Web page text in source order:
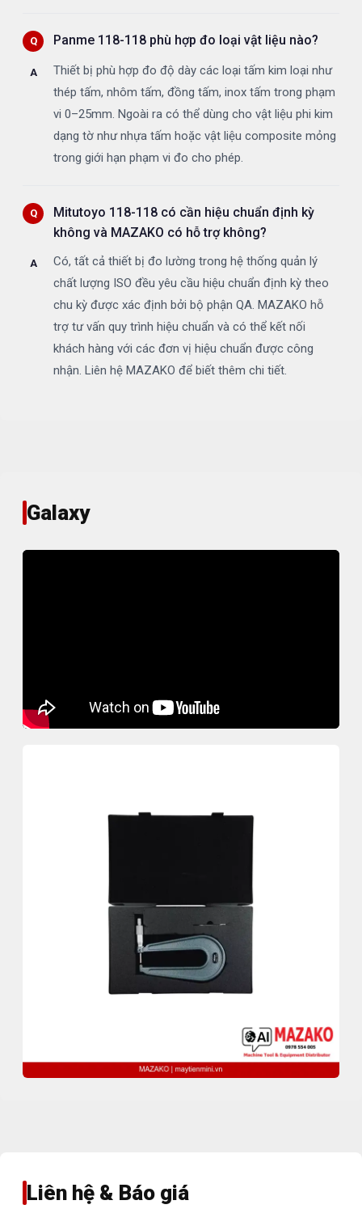
Panme 118-118 phù hợp đo loại vật liệu nào?
Thiết bị phù hợp đo độ dày các loại tấm kim loại như
thép tấm, nhôm tấm, đồng tấm, inox tấm trong phạm
vi 0–25mm. Ngoài ra có thể dùng cho vật liệu phi kim
dạng tờ như nhựa tấm hoặc vật liệu composite mỏng
trong giới hạn phạm vi đo cho phép.
Mitutoyo 118-118 có cần hiệu chuẩn định kỳ
không và MAZAKO có hỗ trợ không?
Có, tất cả thiết bị đo lường trong hệ thống quản lý
chất lượng ISO đều yêu cầu hiệu chuẩn định kỳ theo
chu kỳ được xác định bởi bộ phận QA. MAZAKO hỗ
trợ tư vấn quy trình hiệu chuẩn và có thể kết nối
khách hàng với các đơn vị hiệu chuẩn được công
nhận. Liên hệ MAZAKO để biết thêm chi tiết.
Galaxy
Liên hệ & Báo giá